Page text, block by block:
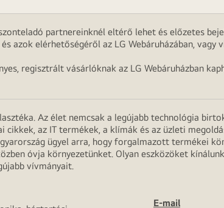
partnereinknél eltérő lehet és előzetes
elérhetőségéről az LG Webáruházában, vagy
regisztrált vásárlóknak az LG Webáruházban
Az élet nemcsak a legújabb technológia
az IT termékek, a klímák és az üzleti
ügyel arra, hogy forgalmazott termékei
óvja környezetünket. Olyan eszközöket
vívmányait.
E-mail